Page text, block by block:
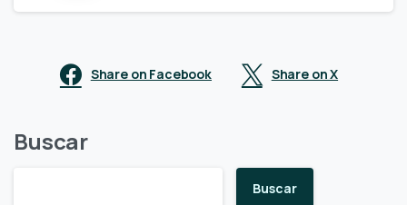
Share on Facebook Share on X
Buscar
Buscar